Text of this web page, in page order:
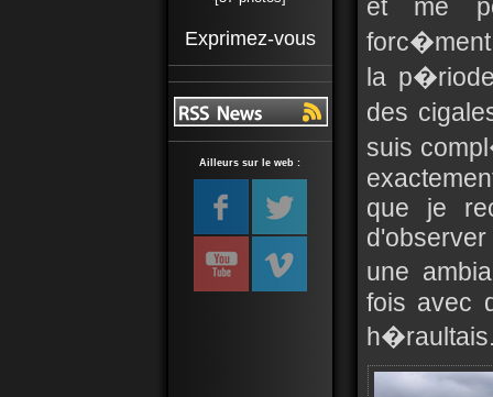
Exprimez-vous
Ailleurs sur le web :
et me
la
des
suis
que je
une
fois avec